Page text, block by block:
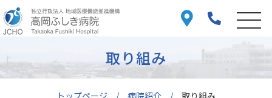
トップページ 病院紹介 取り組み
取り組み